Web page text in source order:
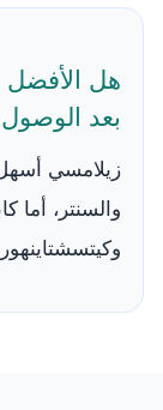
هل الأفضل
بعد
زيلامسي أسهل
والسنتر، أما